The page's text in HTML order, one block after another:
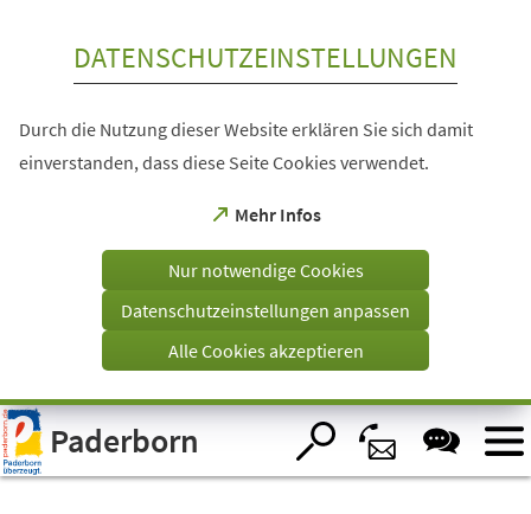
Visuelle
Assistenzsoftware
öffnen.
DATENSCHUTZEINSTELLUNGEN
Durch die Nutzung dieser Website erklären Sie sich damit
einverstanden, dass diese Seite Cookies verwendet.
Mehr Infos
(Öffnet
einem
Tab)
Nur notwendige Cookies
Datenschutzeinstellungen anpassen
Alle Cookies akzeptieren
Paderborn